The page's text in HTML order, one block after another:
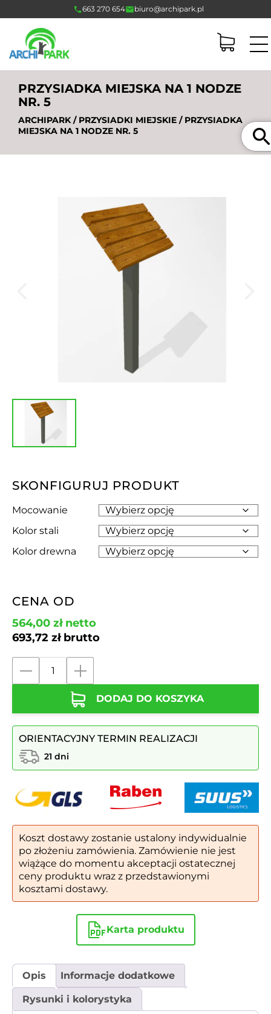
663 270 654 biuro@archipark.pl
PRZYSIADKA MIEJSKA NA 1 NODZE
NR. 5
ARCHIPARK/ PRZYSIADKI MIEJSKIE / PRZYSIADKA
MIEJSKA NA 1 NODZE NR. 5
SKONFIGURUJ PRODUKT
Mocowanie
Kolor stali
Kolor drewna
CENA OD
564,00 złnetto
693,72 złbrutto
na
1
nodze
nr.
5
DODAJ DO KOSZYKA
ORIENTACYJNY TERMIN REALIZACJI
21 dni
Koszt dostawy zostanie ustalony indywidualnie
po złożeniu zamówienia. Zamówienie nie jest
wiążące do momentu akceptacji ostatecznej
ceny produktu wraz z przedstawionymi
kosztami dostawy.
Karta produktu
Opis Informacje dodatkowe
Rysunki i kolorystyka
Szukaj